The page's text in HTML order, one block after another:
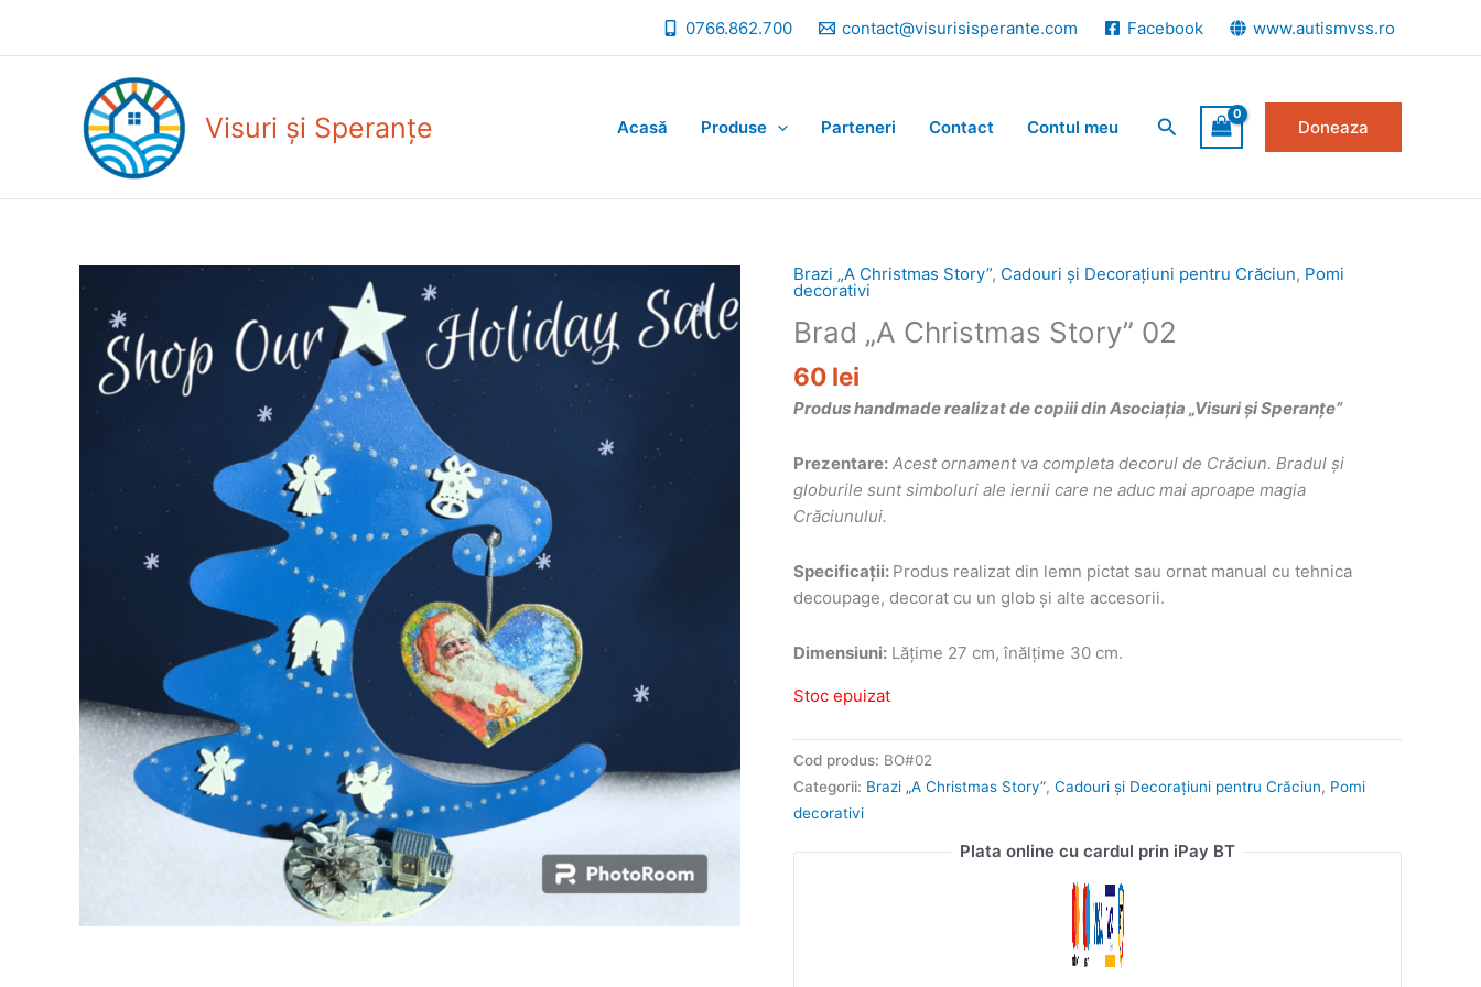
0766.862.700 contact@visurisisperante.com Facebook www.autismvss.ro
Visuri și Speranțe Acasă Produse Parteneri Contact Contul meu Search Doneaza
Brazi „A Christmas Story”, Cadouri și Decorațiuni pentru Crăciun, Pomi
decorativi
Brad „A Christmas Story” 02
60 lei
Produs handmade realizat de copiii din Asociația „Visuri și Speranțe”
Prezentare: Acest ornament va completa decorul de Crăciun. Bradul și
globurile sunt simboluri ale iernii care ne aduc mai aproape magia
Crăciunului.
Specificații: Produs realizat din lemn pictat sau ornat manual cu tehnica
decoupage, decorat cu un glob și alte accesorii.
Dimensiuni: Lățime 27 cm, înălțime 30 cm.
Stoc epuizat
Cod produs: BO#02
Categorii: Brazi „A Christmas Story”, Cadouri și Decorațiuni pentru Crăciun, Pomi
decorativi
Plata online cu cardul prin iPay BT